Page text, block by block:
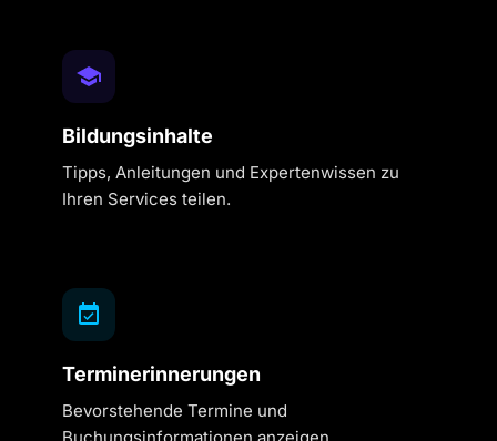
Bildungsinhalte
Tipps, Anleitungen und Expertenwissen zu
Ihren Services teilen.
Terminerinnerungen
Bevorstehende Termine und